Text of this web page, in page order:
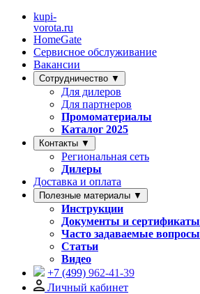
kupi-
vorota.ru
HomeGate
Сервисное обслуживание
Вакансии
Сотрудничество ▼
Для дилеров
Для партнеров
Промоматериалы
Каталог 2025
Контакты ▼
Региональная сеть
Дилеры
Доставка и оплата
Полезные материалы ▼
Инструкции
Документы и сертификаты
Часто задаваемые вопросы
Статьи
Видео
+7 (499) 962-41-39
Личный кабинет